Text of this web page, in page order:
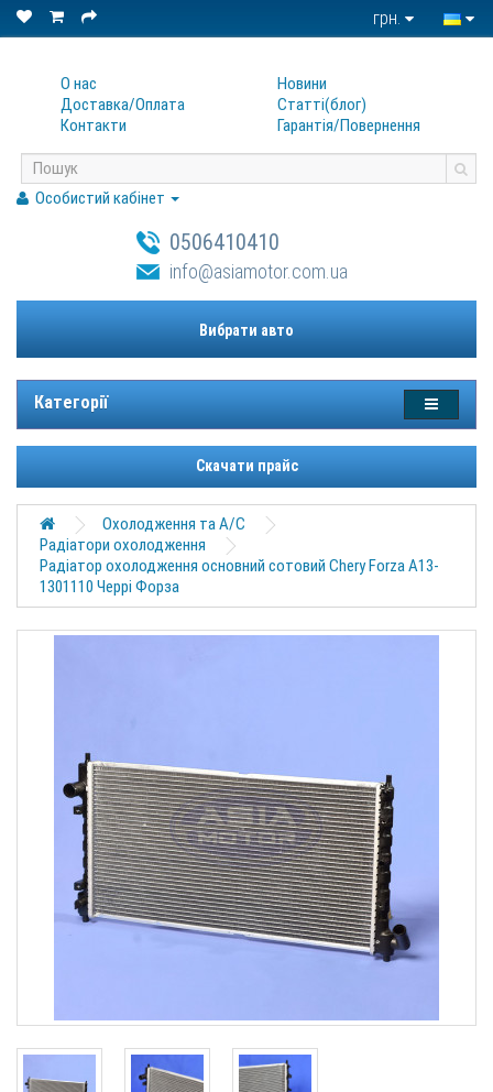
грн.
О нас
Доставка/Оплата
Контакти
Новини
Статтi(блог)
Гарантiя/Повернення
Особистий кабінет
0506410410
info@asiamotor.com.ua
Вибрати авто
Категорії
Скачати прайс
Охолодження та A/C
Радіатори охолодження
Радіатор охолодження основний сотовий Chery Forza A13-
1301110 Черрі Форза